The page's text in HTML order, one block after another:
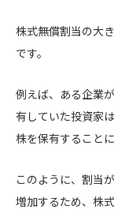
株式無償割当の大
です。
例えば、ある企業
有していた投資家
株を保有することに
このように、割当
増加するため、株